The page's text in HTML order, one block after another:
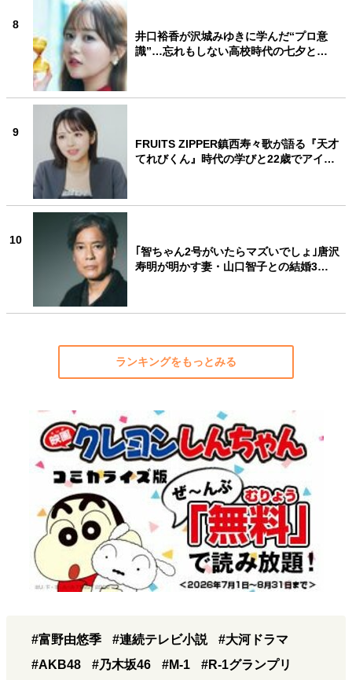
8
井口裕香が沢城みゆきに学んだ“プロ意
識”…忘れもしない高校時代の七夕と…
9
FRUITS ZIPPER鎮西寿々歌が語る『天才
てれびくん』時代の学びと22歳でアイ…
10
｢智ちゃん2号がいたらマズいでしょ｣唐沢
寿明が明かす妻・山口智子との結婚3…
ランキングをもっとみる
#富野由悠季 #連続テレビ小説
#大河ドラマ
#AKB48
#乃木坂46 #M-1 #R-1グランプリ